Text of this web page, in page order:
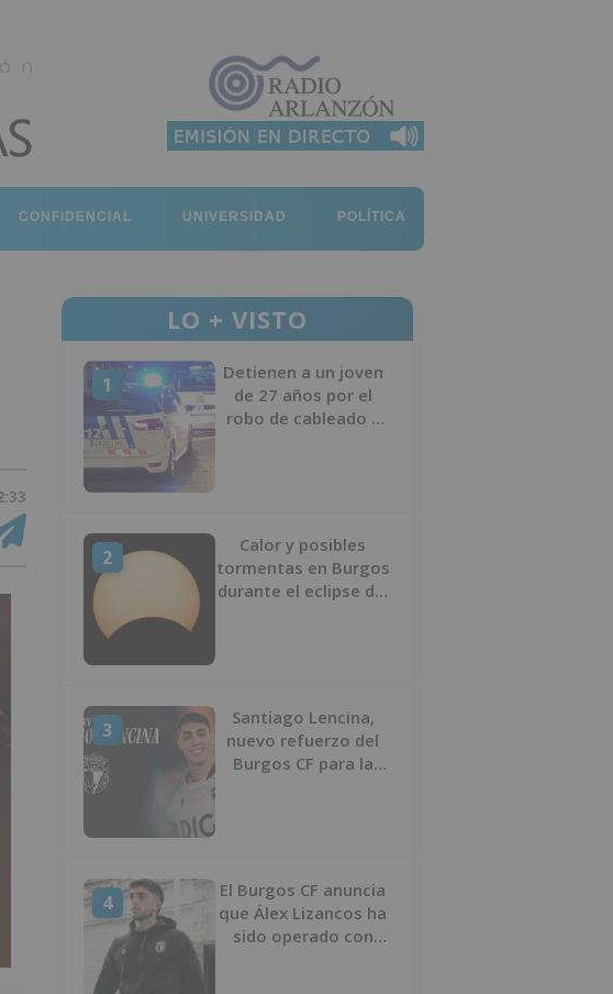
CONFIDENCIAL UNIVERSIDAD POLÍTICA
LO + VISTO
1
Detienen a un joven
de 27 años por el
robo de cableado y
2
Calor y posibles
tormentas en Burgos
durante el eclipse del
3
Santiago Lencina,
nuevo refuerzo del
Burgos CF para la
4
El Burgos CF anuncia
que Álex Lizancos ha
sido operado con